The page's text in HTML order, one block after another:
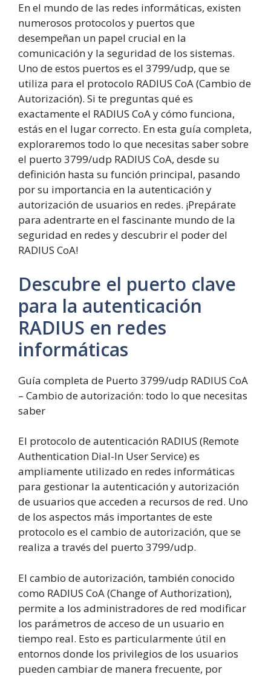
En el mundo de las redes informáticas, existen
numerosos protocolos y puertos que
desempeñan un papel crucial en la
comunicación y la seguridad de los sistemas.
Uno de estos puertos es el 3799/udp, que se
utiliza para el protocolo RADIUS CoA (Cambio de
Autorización). Si te preguntas qué es
exactamente el RADIUS CoA y cómo funciona,
estás en el lugar correcto. En esta guía completa,
exploraremos todo lo que necesitas saber sobre
el puerto 3799/udp RADIUS CoA, desde su
definición hasta su función principal, pasando
por su importancia en la autenticación y
autorización de usuarios en redes. ¡Prepárate
para adentrarte en el fascinante mundo de la
seguridad en redes y descubrir el poder del
RADIUS CoA!
Descubre el puerto clave
para la autenticación
RADIUS en redes
informáticas
Guía completa de Puerto 3799/udp RADIUS CoA
– Cambio de autorización: todo lo que necesitas
saber
El protocolo de autenticación RADIUS (Remote
Authentication Dial-In User Service) es
ampliamente utilizado en redes informáticas
para gestionar la autenticación y autorización
de usuarios que acceden a recursos de red. Uno
de los aspectos más importantes de este
protocolo es el cambio de autorización, que se
realiza a través del puerto 3799/udp.
El cambio de autorización, también conocido
como RADIUS CoA (Change of Authorization),
permite a los administradores de red modificar
los parámetros de acceso de un usuario en
tiempo real. Esto es particularmente útil en
entornos donde los privilegios de los usuarios
pueden cambiar de manera frecuente, por